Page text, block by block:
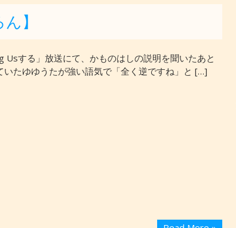
】
Usする」放送にて、かものはしの説明を聞いたあと
いたゆゆうたが強い語気で「全く逆ですね」と […]